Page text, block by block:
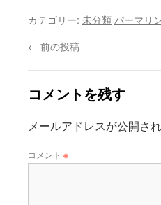
カテゴリー: 未分類 パーマリ
← 前の投稿
コメントを残す
メールアドレスが公開さ
コメント ※